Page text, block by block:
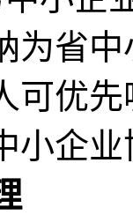
为省
可优
小企